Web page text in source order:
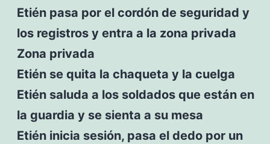
Etién pasa por el cordón de seguridad y
los registros y entra a la zona privada
Zona privada
Etién se quita la chaqueta y la cuelga
Etién saluda a los soldados que están en
la guardia y se sienta a su mesa
Etién inicia sesión, pasa el dedo por un